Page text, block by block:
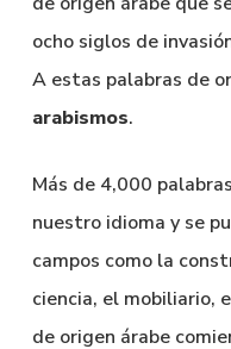
ocho siglos de
A estas palabras de
arabismos.
Más de 4,000
nuestro idioma y se
campos como la
ciencia, el mobiliario,
de origen árabe